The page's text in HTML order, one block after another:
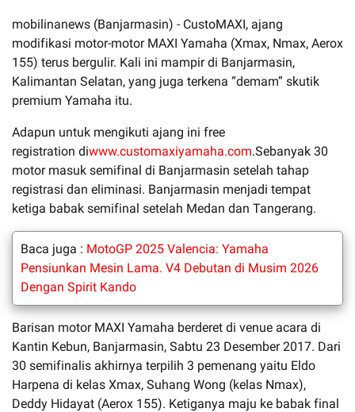
mobilinanews (Banjarmasin) - CustoMAXI, ajang
modifikasi motor-motor MAXI Yamaha (Xmax, Nmax, Aerox
155) terus bergulir. Kali ini mampir di Banjarmasin,
Kalimantan Selatan, yang juga terkena “demam” skutik
premium Yamaha itu.
Adapun untuk mengikuti ajang ini free
registration diwww.customaxiyamaha.com.Sebanyak 30
motor masuk semifinal di Banjarmasin setelah tahap
registrasi dan eliminasi. Banjarmasin menjadi tempat
ketiga babak semifinal setelah Medan dan Tangerang.
Baca juga : MotoGP 2025 Valencia: Yamaha
Pensiunkan Mesin Lama. V4 Debutan di Musim 2026
Dengan Spirit Kando
Barisan motor MAXI Yamaha berderet di venue acara di
Kantin Kebun, Banjarmasin, Sabtu 23 Desember 2017. Dari
30 semifinalis akhirnya terpilih 3 pemenang yaitu Eldo
Harpena di kelas Xmax, Suhang Wong (kelas Nmax),
Deddy Hidayat (Aerox 155). Ketiganya maju ke babak final